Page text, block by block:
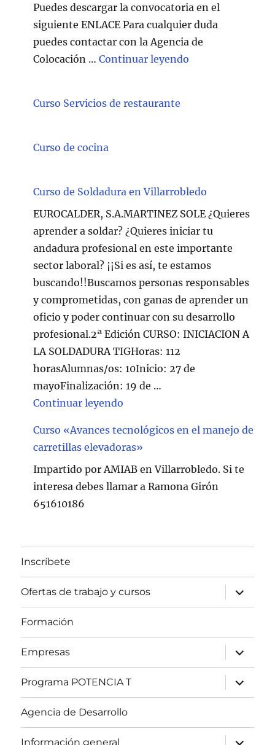
Puedes descargar la convocatoria en el
siguiente ENLACE Para cualquier duda
puedes contactar con la Agencia de
Colocación …Continuar leyendo
Curso Servicios de restaurante
Curso de cocina
Curso de Soldadura en Villarrobledo
EUROCALDER, S.A.MARTINEZ SOLE ¿Quieres
aprender a soldar? ¿Quieres iniciar tu
andadura profesional en este importante
sector laboral? ¡¡Si es así, te estamos
buscando!!Buscamos personas responsables
y comprometidas, con ganas de aprender un
oficio y poder continuar con su desarrollo
profesional.2ª Edición CURSO: INICIACION A
LA SOLDADURA TIGHoras: 112
horasAlumnas/os: 10Inicio: 27 de
mayoFinalización: 19 de …
Continuar leyendo
Curso «Avances tecnológicos en el manejo de
carretillas elevadoras»
Impartido por AMIAB en Villarrobledo. Si te
interesa debes llamar a Ramona Girón
651610186
Inscríbete
Ofertas de trabajo y cursos
expande
el
menú
Formación
Empresas
expande
el
menú
inferior
Programa POTENCIA T
expande
el
menú
Agencia de Desarrollo
Información general
expande